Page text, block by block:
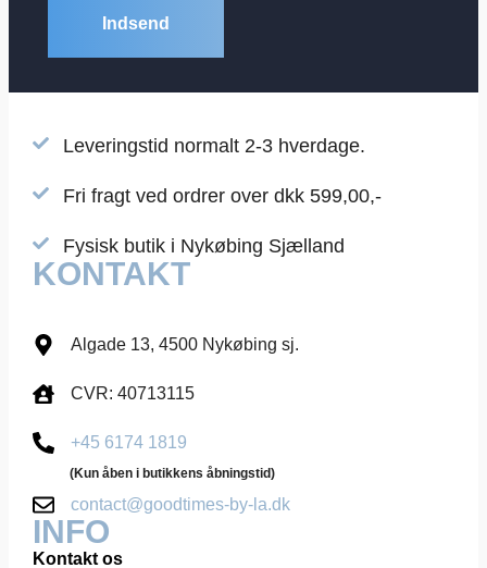
Leveringstid normalt 2-3 hverdage.
Fri fragt ved ordrer over dkk 599,00,-
Fysisk butik i Nykøbing Sjælland
KONTAKT
Algade 13, 4500 Nykøbing sj.
CVR: 40713115
+45 6174 1819
(Kun åben i butikkens åbningstid)
contact@goodtimes-by-la.dk
INFO
Kontakt os